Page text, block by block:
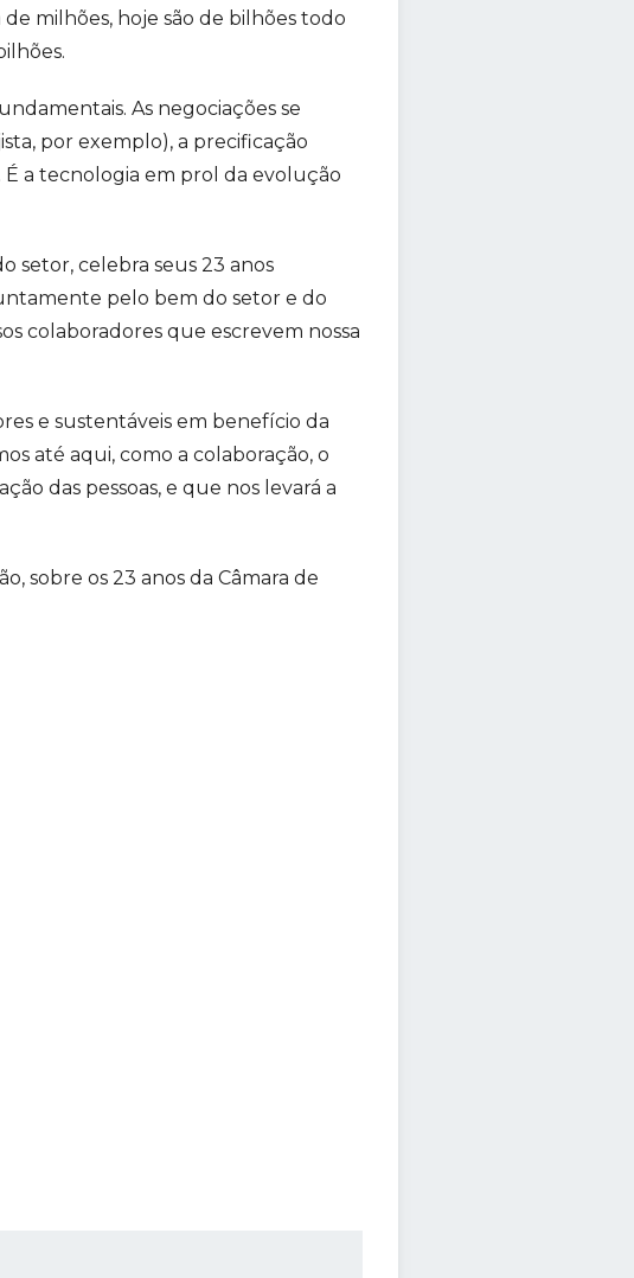
milhões, hoje são de bilhões todo
As negociações se
por exemplo), a precificação
É a tecnologia em prol da evolução
setor, celebra seus 23 anos
pelo bem do setor e do
colaboradores que escrevem nossa
e sustentáveis em benefício da
até aqui, como a colaboração, o
das pessoas, e que nos levará a
sobre os 23 anos da Câmara de